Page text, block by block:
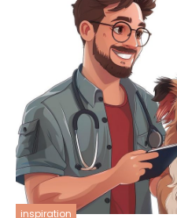
inspiration